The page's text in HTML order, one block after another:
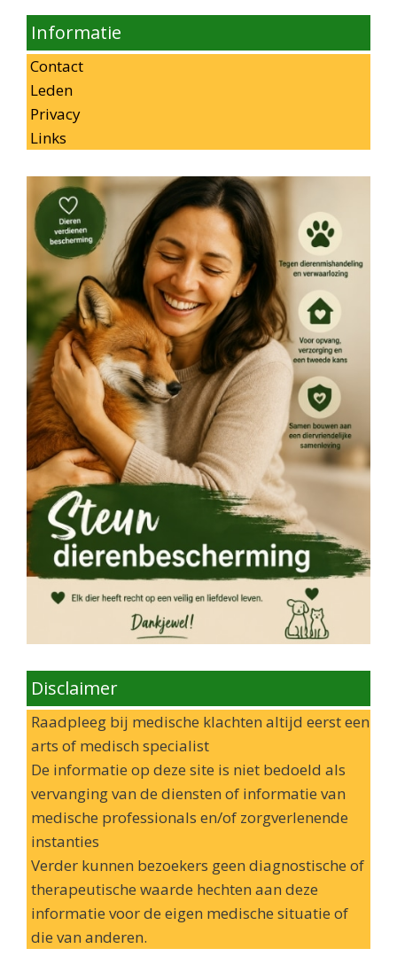
Informatie
Contact
Leden
Privacy
Links
Disclaimer
Raadpleeg bij medische klachten altijd eerst een
arts of medisch specialist
De informatie op deze site is niet bedoeld als
vervanging van de diensten of informatie van
medische professionals en/of zorgverlenende
instanties
Verder kunnen bezoekers geen diagnostische of
therapeutische waarde hechten aan deze
informatie voor de eigen medische situatie of
die van anderen.